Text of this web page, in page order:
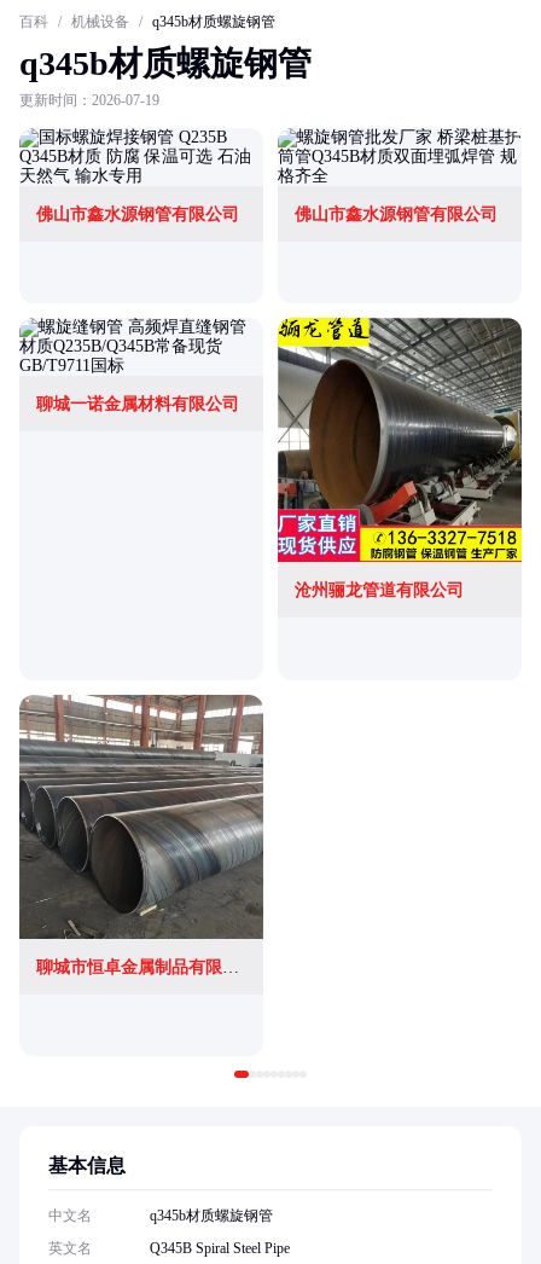
百科 / 机械设备 / q345b材质螺旋钢管
q345b材质螺旋钢管
更新时间：2026-07-19
佛山市鑫水源钢管有限公司 佛山市鑫水源钢管有限公司
聊城一诺金属材料有限公司
沧州骊龙管道有限公司
基本信息
中文名
q345b材质螺旋钢管
英文名
Q345B Spiral Steel Pipe